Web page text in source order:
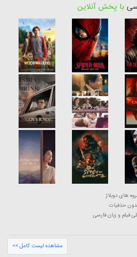
با پخش آنلاین
های دوبلاژ
حذفیات
فیلم و زبان فارسی
مشاهده لیست کامل >>